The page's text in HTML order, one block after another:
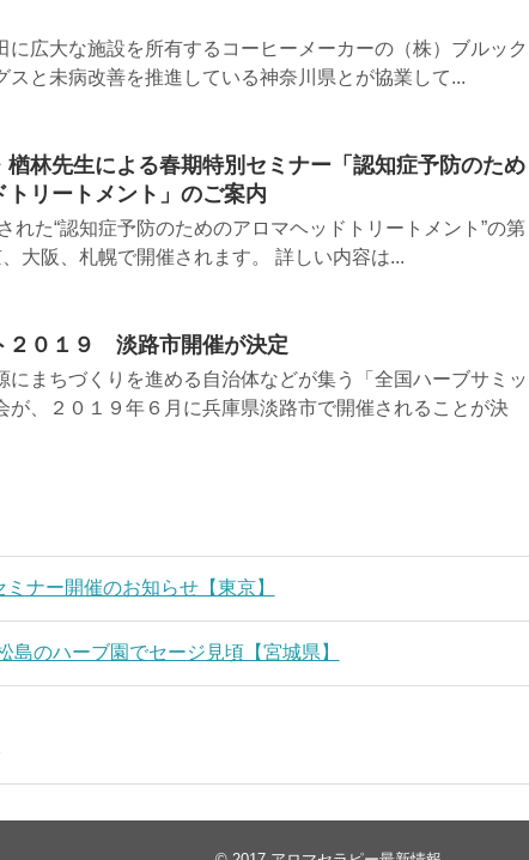
に広大な施設を所有するコーヒーメーカーの（株）ブルック
スと未病改善を推進している神奈川県とが協業して...
林先生による春期特別セミナー「認知症予防のため
トリートメント」のご案内
れた“認知症予防のためのアロマヘッドトリートメント”の第
大阪、札幌で開催されます。 詳しい内容は...
２０１９ 淡路市開催が決定
にまちづくりを進める自治体などが集う「全国ハーブサミッ
が、２０１９年６月に兵庫県淡路市で開催されることが決
ナー開催のお知らせ【東京】
のハーブ園でセージ見頃【宮城県】